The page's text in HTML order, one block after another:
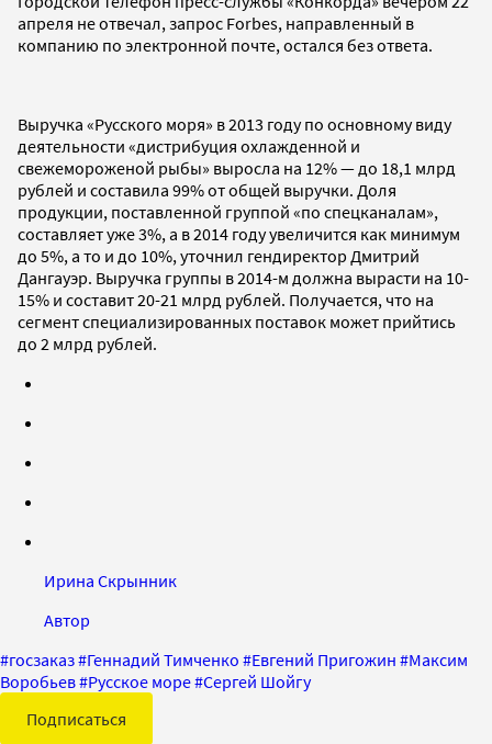
апреля не отвечал, запрос Forbes, направленный в
компанию по электронной почте, остался без ответа.
Выручка «Русского моря» в 2013 году по основному виду
деятельности «дистрибуция охлажденной и
свежемороженой рыбы» выросла на 12% — до 18,1 млрд
рублей и составила 99% от общей выручки. Доля
продукции, поставленной группой «по спецканалам»,
составляет уже 3%, а в 2014 году увеличится как минимум
до 5%, а то и до 10%, уточнил гендиректор Дмитрий
Дангауэр. Выручка группы в 2014-м должна вырасти на 10-
15% и составит 20-21 млрд рублей. Получается, что на
сегмент специализированных поставок может прийтись
до 2 млрд рублей.
Ирина Скрынник
Автор
#госзаказ#Геннадий Тимченко #Евгений Пригожин #Максим
Воробьев#Русское море#Сергей Шойгу
Подписаться